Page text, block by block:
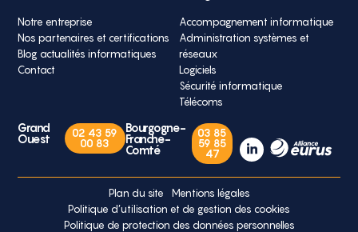
Notre entreprise
Nos partenaires et certifications
Blog actualités informatiques
Contact
Accompagnement informatique
Administration systèmes et
réseaux
Logiciels
Sécurité informatique
Télécoms
Grand
Ouest
02 43 59
00 83
Bourgogne-
Franche-
Comté
03 85
59 85
47
Plan du site
Mentions légales
Politique d’utilisation et de gestion des cookies
Politique de protection des données personnelles